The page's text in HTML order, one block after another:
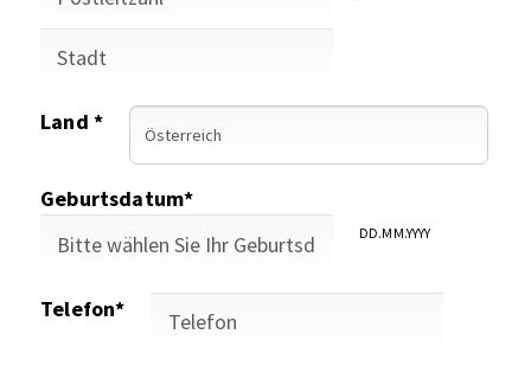
Land *
Geburtsdatum*
DD.MM.YYYY
Telefon*